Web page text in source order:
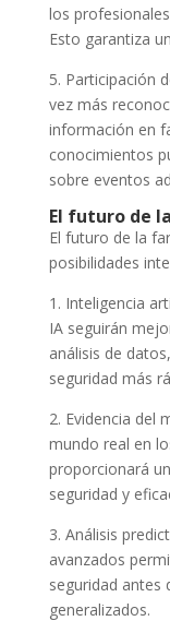
los
Esto garantiza
5. Participación
vez más
información en
conocimientos
sobre eventos
El futuro de
El futuro de la
posibilidades
1. Inteligencia
IA seguirán
análisis de
seguridad más
2. Evidencia del
mundo real en
proporcionará
seguridad y
3. Análisis
avanzados
seguridad antes
generalizados.